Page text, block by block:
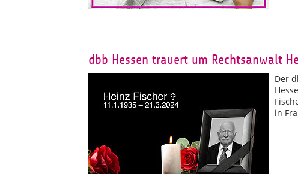
dbb Hessen trauert um Rechtsanwalt
Der
in